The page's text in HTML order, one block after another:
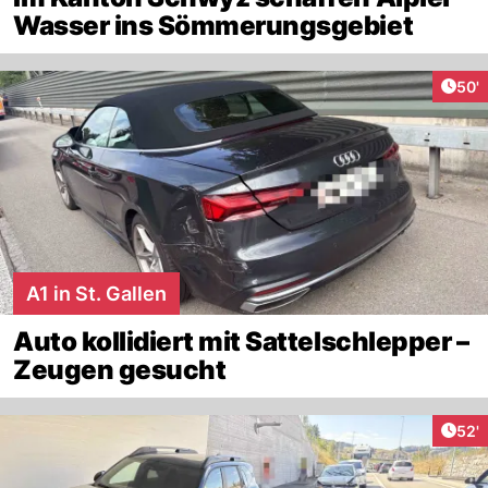
Wasser ins Sömmerungsgebiet
50'
A1 in St. Gallen
Auto kollidiert mit Sattelschlepper –
Zeugen gesucht
52'